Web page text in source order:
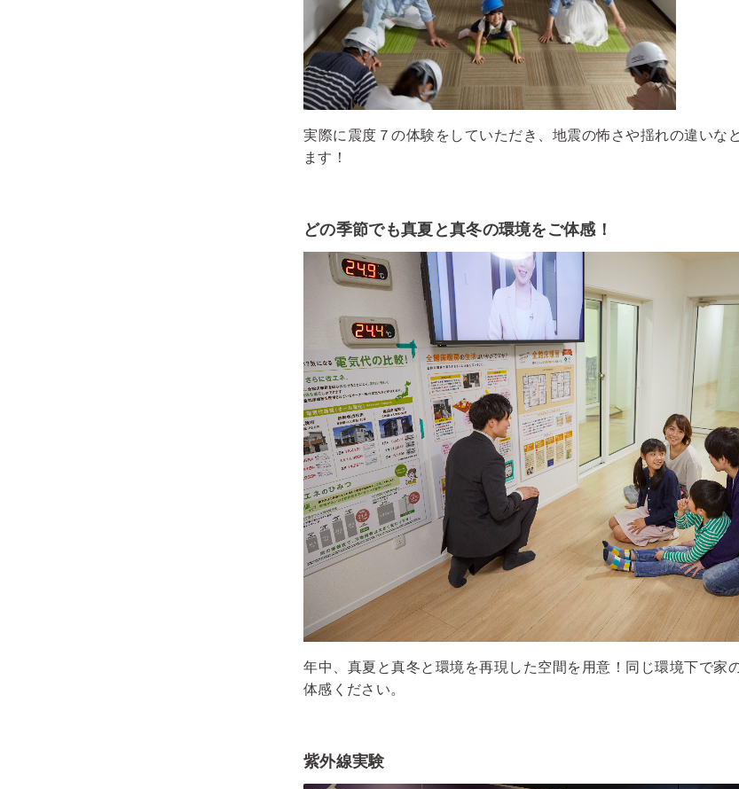
実際に震度７の体験をしていただき、地震の怖さや揺れの違いな
ます！
どの季節でも真夏と真冬の環境をご体感！
年中、真夏と真冬と環境を再現した空間を用意！同じ環境下で家
体感ください。
紫外線実験